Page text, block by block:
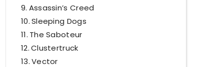
Assassin’s Creed
Sleeping Dogs
The Saboteur
Clustertruck
Vector